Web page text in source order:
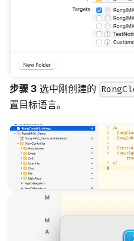
步骤 3 选中刚创建的
置目标语言。